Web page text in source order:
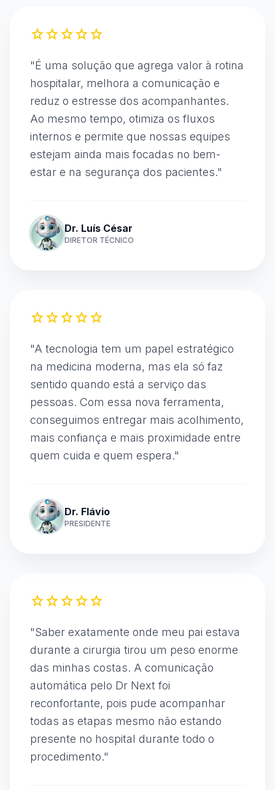
starstarstarstarstar
"É uma solução que agrega valor à rotina
hospitalar, melhora a comunicação e
reduz o estresse dos acompanhantes.
Ao mesmo tempo, otimiza os fluxos
internos e permite que nossas equipes
estejam ainda mais focadas no bem-
estar e na segurança dos pacientes."
Dr. Luís César
DIRETOR TÉCNICO
starstarstarstarstar
"A tecnologia tem um papel estratégico
na medicina moderna, mas ela só faz
sentido quando está a serviço das
pessoas. Com essa nova ferramenta,
conseguimos entregar mais acolhimento,
mais confiança e mais proximidade entre
quem cuida e quem espera."
Dr. Flávio
PRESIDENTE
starstarstarstarstar
"Saber exatamente onde meu pai estava
durante a cirurgia tirou um peso enorme
das minhas costas. A comunicação
automática pelo Dr Next foi
reconfortante, pois pude acompanhar
todas as etapas mesmo não estando
presente no hospital durante todo o
procedimento."